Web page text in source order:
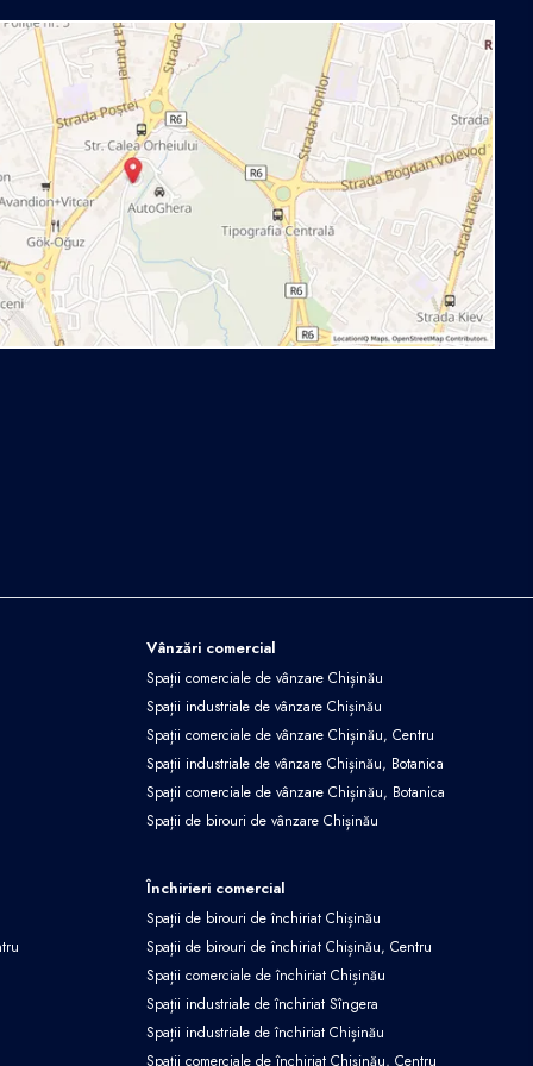
Vânzări comercial
Spații comerciale de vânzare Chișinău
Spații industriale de vânzare Chișinău
Spații comerciale de vânzare Chișinău, Centru
Spații industriale de vânzare Chișinău, Botanica
Spații comerciale de vânzare Chișinău, Botanica
Spații de birouri de vânzare Chișinău
Închirieri comercial
Spații de birouri de închiriat Chișinău
Spații de birouri de închiriat Chișinău, Centru
Spații comerciale de închiriat Chișinău
Spații industriale de închiriat Sîngera
Spații industriale de închiriat Chișinău
Spații comerciale de închiriat Chișinău, Centru